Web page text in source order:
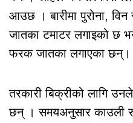
आउछ । बारीमा पुरोना, विन
जातका टमाटर लगाइको छ
फरक जातका लगाएका छन्।
तरकारी बिक्रीको लागि
छन् । समयअनुसार काउली